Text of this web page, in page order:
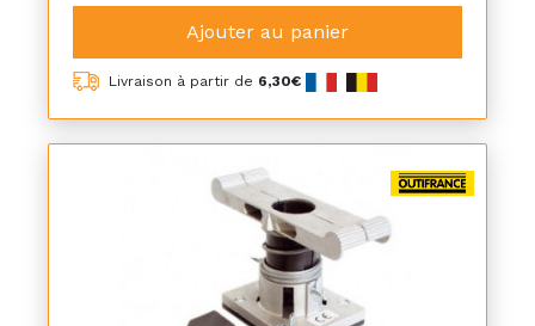
Ajouter au panier
Livraison à partir de 6,30€